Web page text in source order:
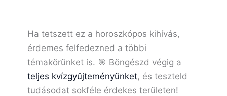
Ha tetszett ez a horoszkópos kihívás,
érdemes felfedezned a többi
témakörünket is. 🎯 Böngészd végig a
teljes kvízgyűjteményünket, és teszteld
tudásodat sokféle érdekes területen!